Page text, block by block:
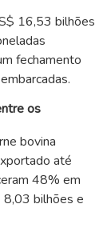
16,53 bilhões
fechamento
os
bovina
até
48% em
bilhões e